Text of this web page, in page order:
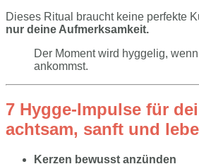
Dieses Ritual braucht keine perfekte
nur deine Aufmerksamkeit.
Der Moment wird hyggelig,
ankommst.
7 Hygge-Impulse für
achtsam, sanft und
Kerzen bewusst anzünden